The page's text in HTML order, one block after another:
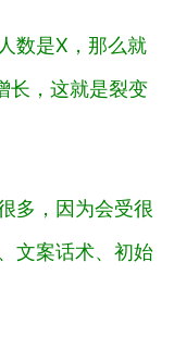
数是X，那么就
长，这就是裂变
多，因为会受很
文案话术、初始